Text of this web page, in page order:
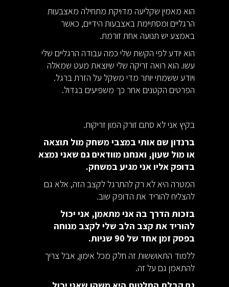
הוא מאמין שקליעה מדויקת מתחילה מאצבעות
הרגליים ומסתיימת באצבעות הידיים, כאשר
באמצע יש תנועה אחת זורמת.
הוא יודע לפי הקשת שלי כמה עבודה הרגליים שלי
עשו. הוא רואה זריקה שלי שיוצאת מעט שמאלה
ויודע ששמתי יותר מדי משקל על הזרת ברגל.
הפרטים הקטנים אחר כך משפיעים בגדול.
בקיץ אני לא סתם זורק המון זריקות.
ברנדון שם אותי במצבי משחק מול תוצאה
או מול שעון, ואנחנו מוודאים גם שאני נמצא
בדופק אליו אני מגיע במשחק.
המטרה היא לא רק להתרגל לקצב הזה, אלא גם
להצליח להוריד את הדופק שוב.
בזכות הדרך בה אני מתאמן, אני יכול
להוריד את קצב הלב שלי לקצב מנוחה
בפסק זמן אחד של 90 שניות.
ללמוד התאוששות זה חלק מכל אימון, אבל צריך
להתאמן גם על זה.